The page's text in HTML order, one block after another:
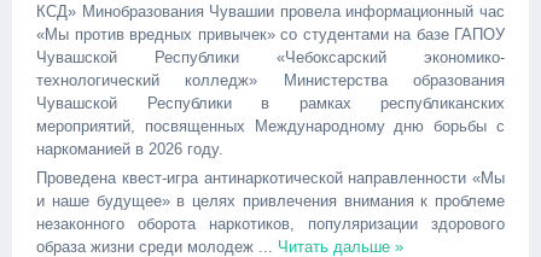
КСД» Минобразования Чувашии провела информационный час
«Мы против вредных привычек» со студентами на базе ГАПОУ
Чувашской Республики «Чебоксарский экономико-
технологический колледж» Министерства образования
Чувашской Республики в рамках республиканских
мероприятий, посвященных Международному дню борьбы с
наркоманией в 2026 году.
Проведена квест-игра антинаркотической направленности «Мы
и наше будущее» в целях привлечения внимания к проблеме
незаконного оборота наркотиков, популяризации здорового
образа жизни среди молодеж
Читать дальше »